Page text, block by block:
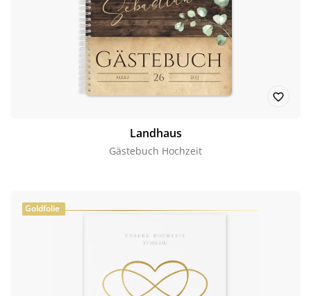
Landhaus
Gästebuch Hochzeit
Goldfolie